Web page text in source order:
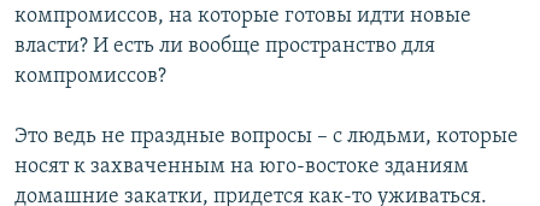
компромиссов, на которые готовы идти новые
власти? И есть ли вообще пространство для
компромиссов?
Это ведь не праздные вопросы – с людьми, которые
носят к захваченным на юго-востоке зданиям
домашние закатки, придется как-то уживаться.